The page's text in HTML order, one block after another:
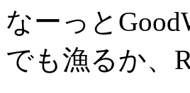
なーっと
でも漁るか、